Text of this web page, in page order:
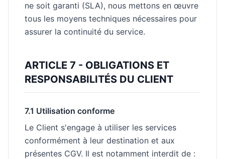
ne soit garanti (SLA), nous mettons en œuvre
tous les moyens techniques nécessaires pour
assurer la continuité du service.
ARTICLE 7 - OBLIGATIONS ET
RESPONSABILITÉS DU CLIENT
7.1 Utilisation conforme
Le Client s'engage à utiliser les services
conformément à leur destination et aux
présentes CGV. Il est notamment interdit de :